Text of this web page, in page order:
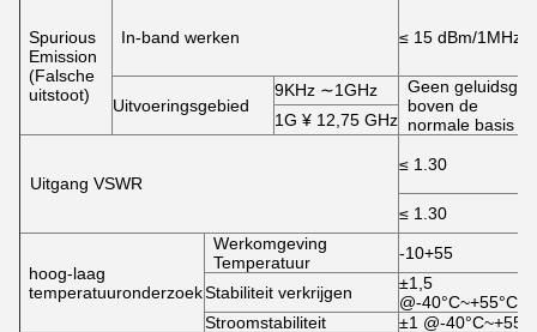
Spurious
Emission
(Falsche
uitstoot)
In-band werken ≤ 15 dBm/1MHz
Uitvoeringsgebied
9KHz ∼1GHz
Geen geluidsgolf
boven de
normale basis
1G ¥ 12,75 GHz
Uitgang VSWR
≤ 1.30
≤ 1.30
hoog-laag
temperatuuronderzoek
Werkomgeving
Temperatuur
-10+55
Stabiliteit verkrijgen
±1,5
@-40°C~+55°C
Stroomstabiliteit
±1 @-